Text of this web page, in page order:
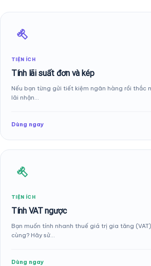
TIỆN ÍCH
Tính lãi suất đơn và kép
Nếu bạn từng gửi tiết kiệm ngân hàng rồi thắc
lãi nhận…
Dùng ngay
TIỆN ÍCH
Tính VAT ngược
Bạn muốn tính nhanh thuế giá trị gia tăng
cùng? Hãy sử…
Dùng ngay